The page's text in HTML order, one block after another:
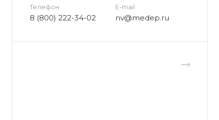
Телефон
8 (800) 222-34-02
E-mail
nv@medep.ru